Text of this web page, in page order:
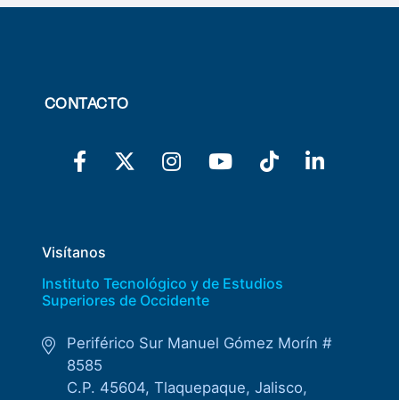
CONTACTO
Visítanos
Instituto Tecnológico y de Estudios
Superiores de Occidente
Periférico Sur Manuel Gómez Morín #
8585
C.P. 45604, Tlaquepaque, Jalisco,